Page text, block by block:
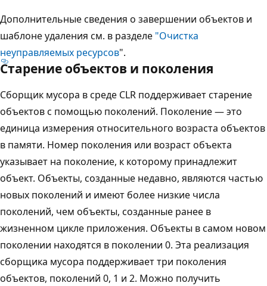
Дополнительные сведения о завершении объектов и
шаблоне удаления см. в разделе "Очистка
неуправляемых ресурсов".
Старение объектов и поколения
Сборщик мусора в среде CLR поддерживает старение
объектов с помощью поколений. Поколение — это
единица измерения относительного возраста объектов
в памяти. Номер поколения или возраст объекта
указывает на поколение, к которому принадлежит
объект. Объекты, созданные недавно, являются частью
новых поколений и имеют более низкие числа
поколений, чем объекты, созданные ранее в
жизненном цикле приложения. Объекты в самом новом
поколении находятся в поколении 0. Эта реализация
сборщика мусора поддерживает три поколения
объектов, поколений 0, 1 и 2. Можно получить